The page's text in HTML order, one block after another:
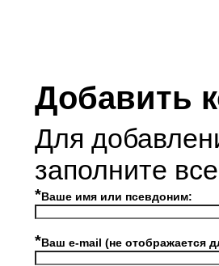
Добавить
Для
заполните
*Ваше имя или псевдоним:
*Ваш e-mail (не отображается